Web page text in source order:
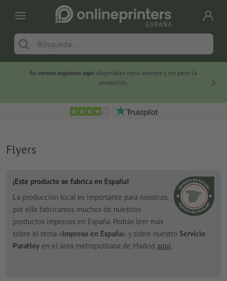
En verano seguimos aquí: disponibles como siempre y sin parar la
producción.
Flyers
¡Este producto se fabrica en España!
La producción local es importante para nosotros,
por ello fabricamos muchos de nuestros
productos impresos en España. Podrás leer más
sobre el tema «Impreso en España» y sobre nuestro Servicio
ParaHoy en el área metropolitana de Madrid aquí.